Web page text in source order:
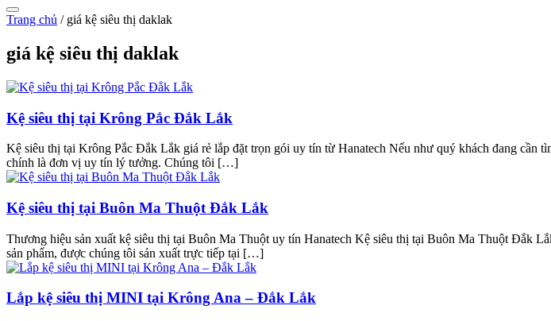
Trang chủ / giá kệ siêu thị daklak
giá kệ siêu thị daklak
Kệ siêu thị tại Krông Pắc Đắk Lắk
Kệ siêu thị tại Krông Pắc Đắk Lắk giá rẻ lắp đặt trọn gói uy tín từ Hanatech Nếu như quý khách đang cần
chính là đơn vị uy tín lý tưởng. Chúng tôi […]
Kệ siêu thị tại Buôn Ma Thuột Đắk Lắk
Thương hiệu sản xuất kệ siêu thị tại Buôn Ma Thuột uy tín Hanatech Kệ siêu thị tại Buôn Ma Thuột Đắk
sản phẩm, được chúng tôi sản xuất trực tiếp tại […]
Lắp kệ siêu thị MINI tại Krông Ana – Đắk Lắk